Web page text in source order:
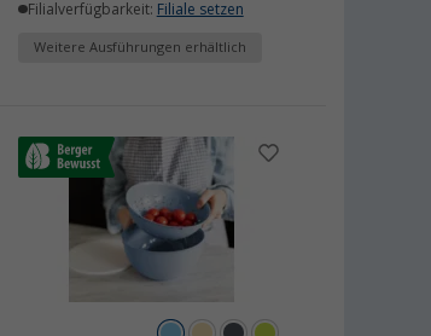
Filialverfügbarkeit: Filiale setzen
Weitere Ausführungen erhältlich